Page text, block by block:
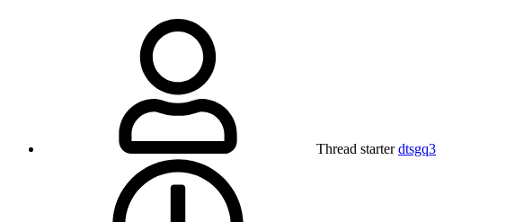
Thread starter dtsgq3